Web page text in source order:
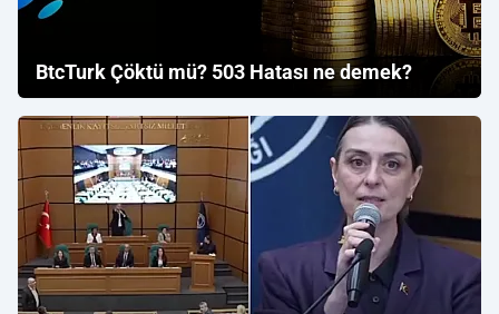
BtcTurk Çöktü mü? 503 Hatası ne demek?